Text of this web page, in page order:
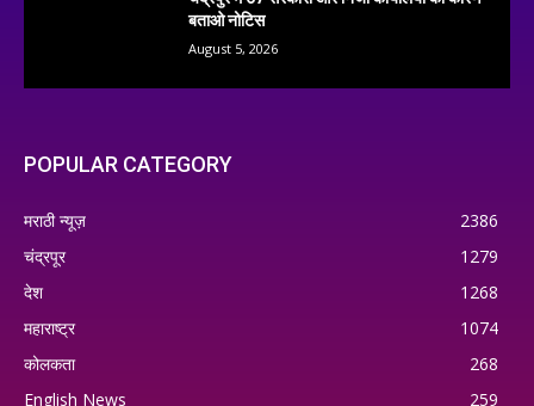
बताओ नोटिस
August 5, 2026
POPULAR CATEGORY
मराठी न्यूज़
2386
चंद्रपूर
1279
देश
1268
महाराष्ट्र
1074
कोलकता
268
English News
259